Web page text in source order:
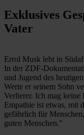
Exklusives
Vater
Errol Musk lebt in
In der ZDF-
und Jugend des
Werte er seinem Sohn
Verlierer. Ich mag keine
Empathie ist etwas, mit
gefährlich für
guten Menschen."